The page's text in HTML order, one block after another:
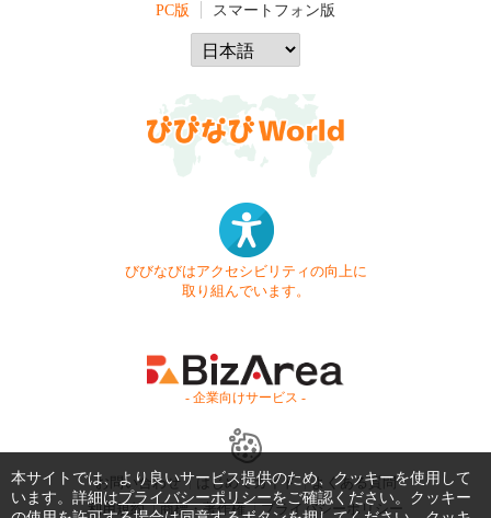
PC版 スマートフォン版
びびなびはアクセシビリティの向上に
取り組んでいます。
- 企業向けサービス -
お問い合わせ はじめてガイド
よくある質問
利用規約
商標・著作権 プライバシーポリシー
本サイトでは、より良いサービス提供のため、クッキーを使用して
います。詳細はプライバシーポリシーをご確認ください。クッキー